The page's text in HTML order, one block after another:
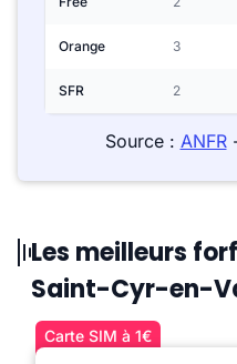
Orange 3
SFR 2
Source : ANFR-
Les meilleurs
Saint-Cyr-en-
Carte SIM à 1€